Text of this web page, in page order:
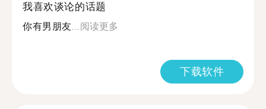
我喜欢谈论的话题
你有男朋友...阅读更多
下载软件